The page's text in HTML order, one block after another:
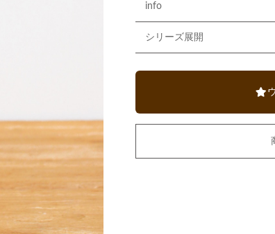
info
シリーズ展開